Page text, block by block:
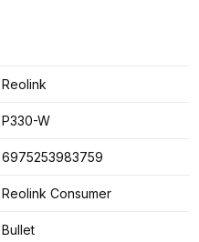
Reolink
P330-W
6975253983759
Reolink Consumer
Bullet